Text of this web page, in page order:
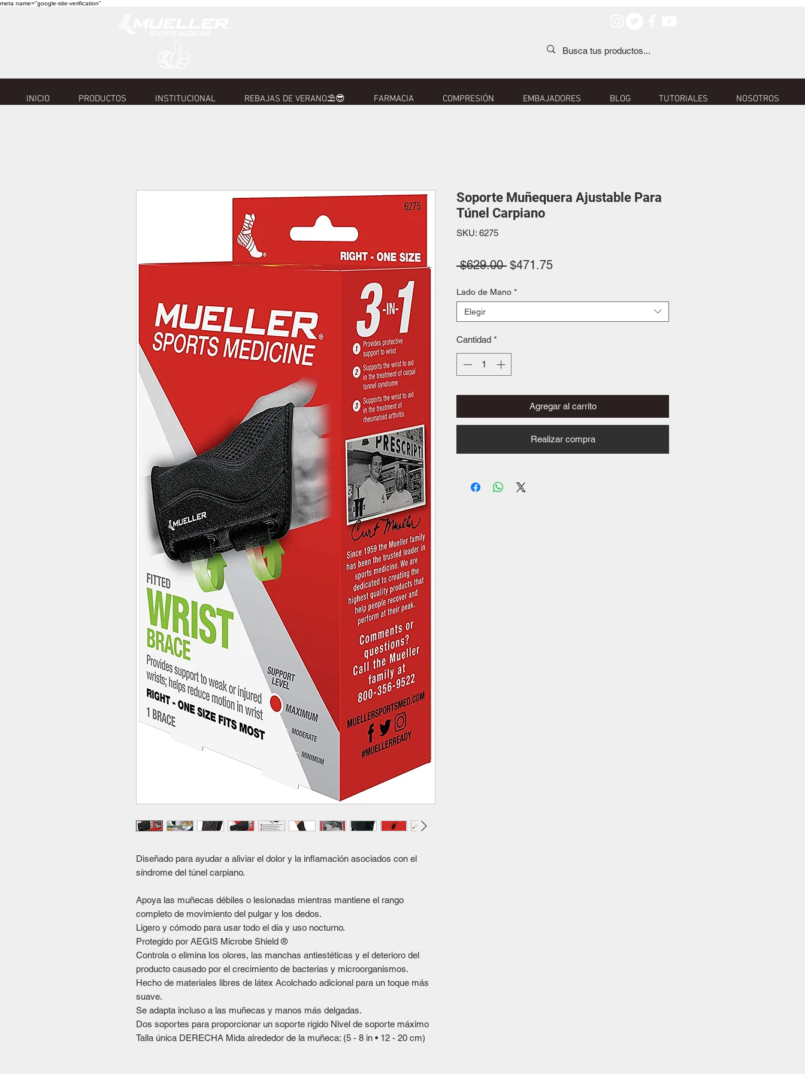
meta name="google-site-verification"
INICIO PRODUCTOS INSTITUCIONAL REBAJAS DE VERANO⛱️😎 FARMACIA COMPRESIÓN EMBAJADORES BLOG TUTORIALES NOSOTROS
Diseñado para ayudar a aliviar el dolor y la inflamación asociados con el
síndrome del túnel carpiano.
Apoya las muñecas débiles o lesionadas mientras mantiene el rango
completo de movimiento del pulgar y los dedos.
Ligero y cómodo para usar todo el día y uso nocturno.
Protegido por AEGIS Microbe Shield ®
Controla o elimina los olores, las manchas antiestéticas y el deterioro del
producto causado por el crecimiento de bacterias y microorganismos.
Hecho de materiales libres de látex Acolchado adicional para un toque más
suave.
Se adapta incluso a las muñecas y manos más delgadas.
Dos soportes para proporcionar un soporte rígido Nivel de soporte máximo
Talla única DERECHA Mida alrededor de la muñeca: (5 - 8 in • 12 - 20 cm)
Soporte Muñequera Ajustable Para
Túnel Carpiano
SKU: 6275
$629.00 Precio
$471.75Precio
oferta
Lado de Mano *
Elegir
Cantidad *
Agregar al carrito
Realizar compra